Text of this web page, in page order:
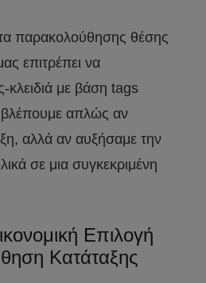
παρακολούθησης θέσης
επιτρέπει να
κλειδιά με βάση tags
βλέπουμε απλώς αν
αλλά αν αυξήσαμε την
σε μια συγκεκριμένη
Επιλογή
Κατάταξης